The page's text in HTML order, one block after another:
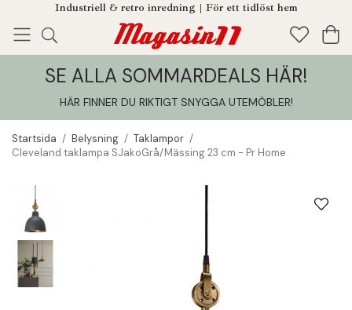
Industriell & retro inredning | För ett tidlöst hem
Enjoy! Tillagt i din varukorg
SE ALLA SOMMARDEALS HÄR!
HÄR FINNER DU RIKTIGT SNYGGA UTEMÖBLER!
Startsida / Belysning / Taklampor /
Cleveland taklampa SJakoGrå/Mässing 23 cm - Pr Home